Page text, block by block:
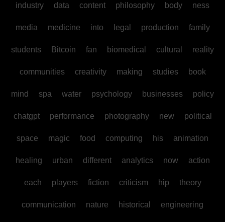
industry data content philosophy body ness
media medicine into legal production family
students Bitcoin fan biomedical cultural reality
communities creativity making studies book
mind spa water psychology businesses policy
chatgpt performance photography new political
space magic food computing his animation
healing urban different analytics now action
each players fiction criticism hip theory
communication nature historical engineering